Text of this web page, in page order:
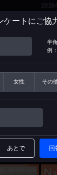
2026
スタ】
】
ケートにご協
半
例
女性 その
あとで 回